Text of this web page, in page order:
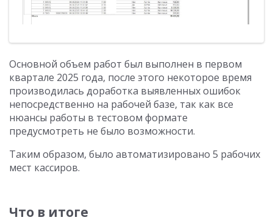
Основной объем работ был выполнен в первом
квартале 2025 года, после этого некоторое время
производилась доработка выявленных ошибок
непосредственно на рабочей базе, так как все
нюансы работы в тестовом формате
предусмотреть не было возможности.
Таким образом, было автоматизировано 5 рабочих
мест кассиров.
Что в итоге